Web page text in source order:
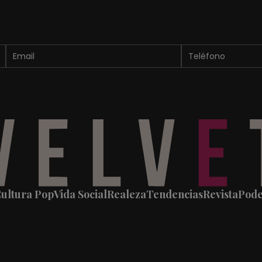
PopVida SocialRealezaTendenciasRevista